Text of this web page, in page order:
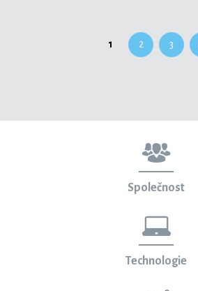
1 2 3
Společnost
Technologie